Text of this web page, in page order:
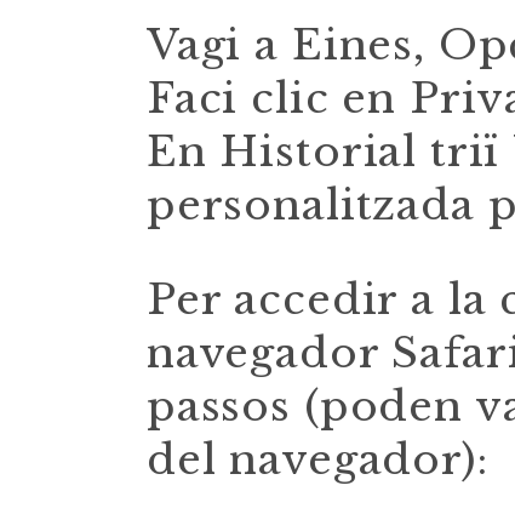
Vagi a Eines,
Faci clic en
En Historial triï
personalitzada
Per accedir a la
navegador
passos (poden
del navegador):